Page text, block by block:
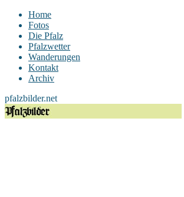
Home
Fotos
Die Pfalz
Pfalzwetter
Wanderungen
Kontakt
Archiv
pfalzbilder.net